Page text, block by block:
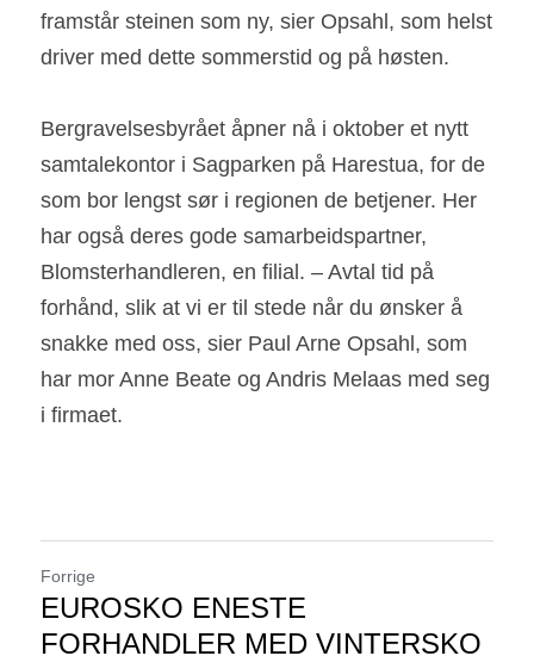
framstår steinen som ny, sier Opsahl, som helst
driver med dette sommerstid og på høsten.
Bergravelsesbyrået åpner nå i oktober et nytt
samtalekontor i Sagparken på Harestua, for de
som bor lengst sør i regionen de betjener. Her
har også deres gode samarbeidspartner,
Blomsterhandleren, en filial. – Avtal tid på
forhånd, slik at vi er til stede når du ønsker å
snakke med oss, sier Paul Arne Opsahl, som
har mor Anne Beate og Andris Melaas med seg
i firmaet.
Forrige
EUROSKO ENESTE
FORHANDLER MED VINTERSKO